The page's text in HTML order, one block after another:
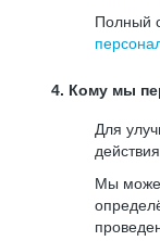
Полный
4. Кому мы
Для
Мы